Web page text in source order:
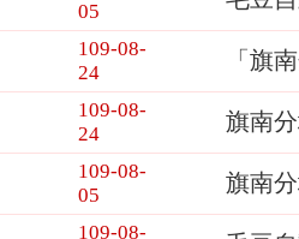
05
109-08-
24
「旗
109-08-
24
旗南
109-08-
05
旗南
109-08-